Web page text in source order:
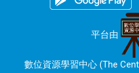
平台由
數位資源學習中心 (The